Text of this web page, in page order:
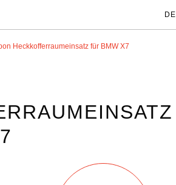
DE
Heckkofferraumeinsatz für BMW X7